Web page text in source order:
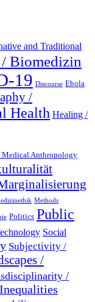
and Traditional
Biomedizin
19 Discourse Ebola
/
Health Healing /
Medical Anthropology
Methods
Politics Public
Social
Subjectivity /
/
/